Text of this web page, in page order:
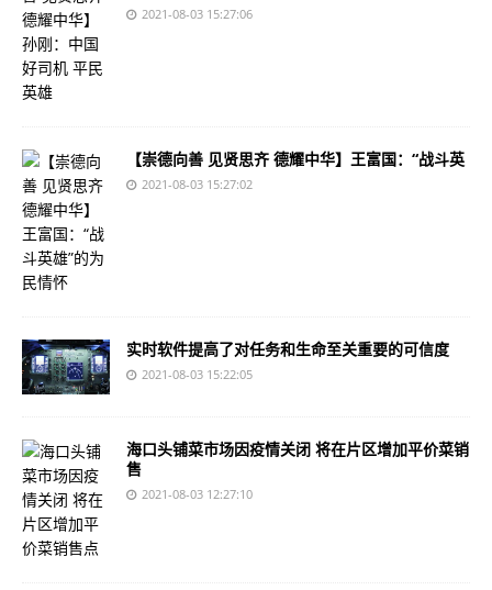
2021-08-03 15:27:06
【崇德向善 见贤思齐 德耀中华】王富国：“战斗英
2021-08-03 15:27:02
实时软件提高了对任务和生命至关重要的可信度
2021-08-03 15:22:05
海口头铺菜市场因疫情关闭 将在片区增加平价菜销
售
2021-08-03 12:27:10